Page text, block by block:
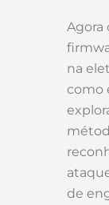
Agora
na
como
de